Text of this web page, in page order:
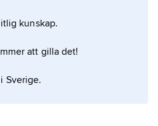
blommorna sitter i
ståndarsträngar.
kunskap.
att gilla det!
Sverige.